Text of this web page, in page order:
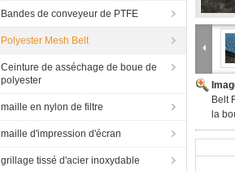
Bandes de conveyeur de PTFE
Polyester Mesh Belt
Ceinture de asséchage de boue de
polyester
maille en nylon de filtre
maille d'impression d'écran
grillage tissé d'acier inoxydable
Belt
la